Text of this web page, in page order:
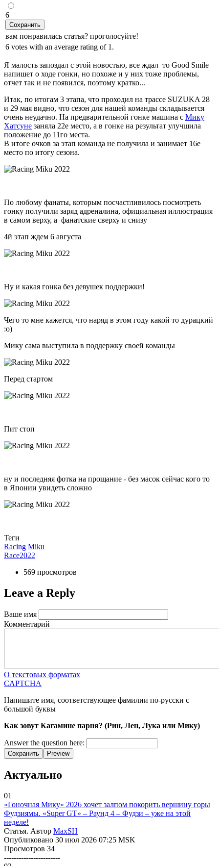
6
Сохранить
вам понравилась статья? проголосуйте!
6 votes with an average rating of 1.
Я малость запоздал с этой новостью, все ждал то Good Smile
напишет о ходе гонки, но похоже и у них тоже проблемы,
отчет так и не появился, поэтому кратко...
Итак, по итогам 3 этапа, что проходил на трассе SUZUKA 28
и 29 мая видно, что сезон для нашей команды складывается
очень неудачно. На предварительной гонке машина с Мику
Хатсуне заняла 22е место, а в гонке на результат улучшила
положение до 11го места.
В итоге очков за этап команда не получила и занимает 16е
место по итогу сезона.
По любому фанаты, которым посчастливилось посмотреть
гонку получили заряд адреналина, официальная иллюстрация
в самом верху, а фанатские сверху и снизу
4й этап ждем 6 августа
Ну и какая гонка без девушек поддержки!
Чего то мне кажется, что наряд в этом году какой то дурацкий
:о)
Мику сама выступила в поддержку своей команды
Перед стартом
Пит стоп
ну и последняя фотка на прощание - без масок сейчас кого то
в Японии увидеть сложно
Теги
Racing Miku
Race2022
569 просмотров
Leave a Reply
Ваше имя
Комментарий
О текстовых форматах
CAPTCHA
Напишите имя, соответствующее фамилии по-русски с
большой буквы
Как зовут Кагамине парня? (Рин, Лен, Лука или Мику)
Answer the question here:
Сохранить Preview
Актуально
01
«Гоночная Мику» 2026 хочет залпом покорить вершину горы
Фудзиямы. «Super GT» – Раунд 4 – Фудзи – уже на этой
неделе!
Статья. Автор MaxSH
Опубликовано 30 июл 2026 07:25 MSK
Просмотров 34
-----------------------